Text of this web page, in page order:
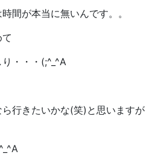
間が本当に無いんです。。
・・・(;^_^A
行きたいかな(笑)と思いますが